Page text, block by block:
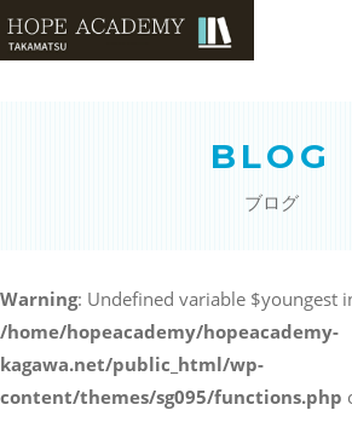
（4科目）
中学生コース（5科目）
高校生コース（3科目）
BLOG
ブログ
Warning: Undefined variable $youngest
/home/hopeacademy/hopeacademy-
kagawa.net/public_html/wp-
content/themes/sg095/functions.php